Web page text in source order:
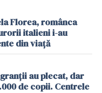
Florea, românca
italieni i-au
din viață
au plecat, dar
de copii. Centrele